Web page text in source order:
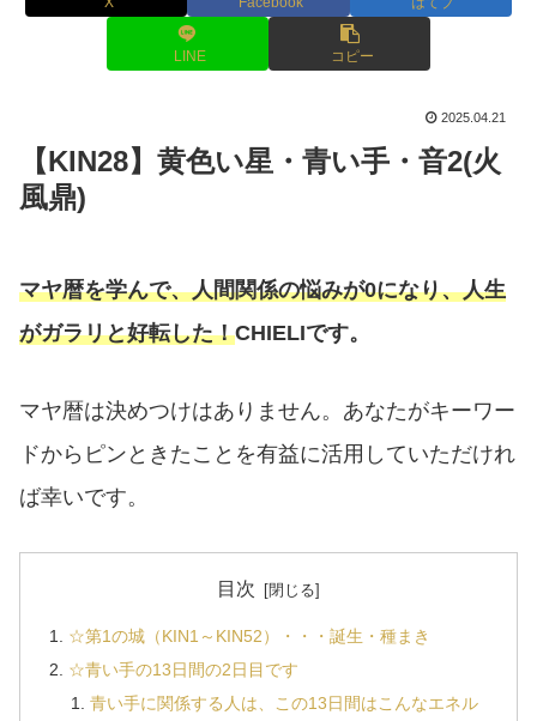
LINE コピー
2025.04.21
【KIN28】黄色い星・青い手・音2(火
風鼎)
マヤ暦を学んで、人間関係の悩みが0になり、人生
がガラリと好転した！CHIELIです。
マヤ暦は決めつけはありません。あなたがキーワー
ドからピンときたことを有益に活用していただけれ
ば幸いです。
目次
☆第1の城（KIN1～KIN52）・・・誕生・種まき
☆青い手の13日間の2日目です
青い手に関係する人は、この13日間はこんなエネル